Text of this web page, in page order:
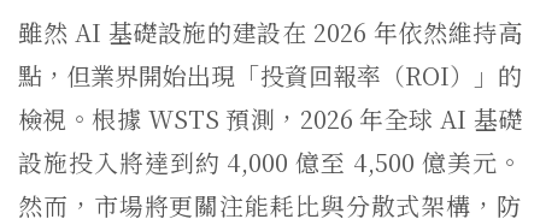
雖然 AI 基礎設施的建設在 2026 年依然維持高
點，但業界開始出現「投資回報率（ROI）」 的
檢視。根據 WSTS 預測，2026 年全球 AI 基礎
設施投入將達到約 4,000 億至 4,500 億美元。
然而，市場將更關注能耗比與分散式架構， 防